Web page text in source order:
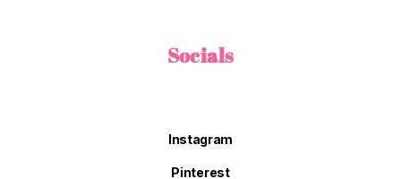
Socials
Instagram
Pinterest